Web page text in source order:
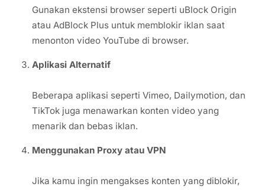
Gunakan ekstensi browser seperti uBlock Origin
atau AdBlock Plus untuk memblokir iklan saat
menonton video YouTube di browser.
Aplikasi Alternatif
Beberapa aplikasi seperti Vimeo, Dailymotion, dan
TikTok juga menawarkan konten video yang
menarik dan bebas iklan.
Menggunakan Proxy atau VPN
Jika kamu ingin mengakses konten yang diblokir,